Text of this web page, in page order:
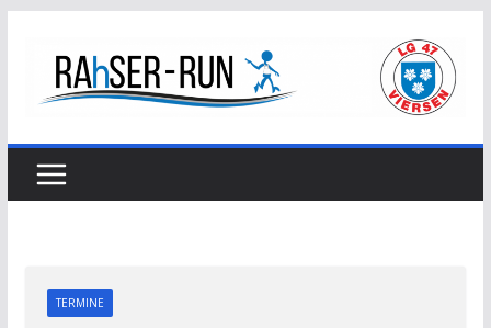
springen
TERMINE